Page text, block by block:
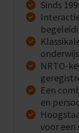
Sinds
onderwijs
NRTO-
Een
en
voor een